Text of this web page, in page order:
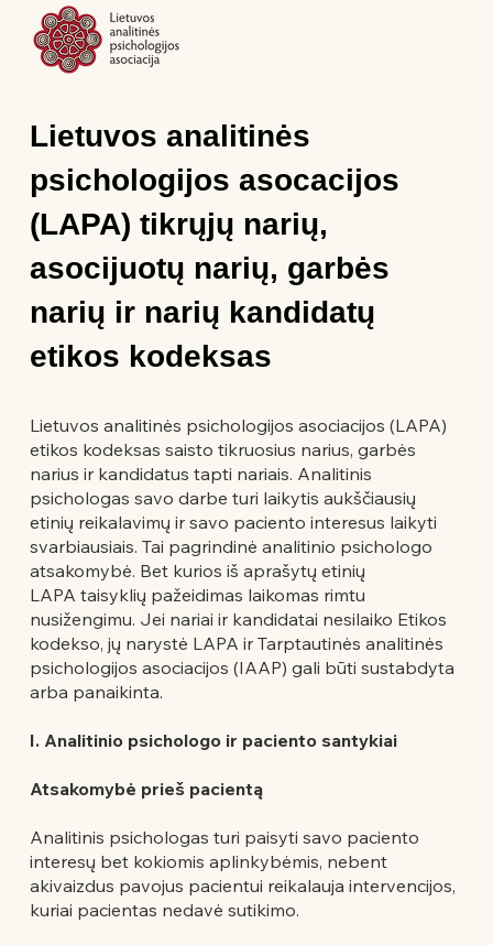
Lietuvos analitinės
psichologijos asocacijos
(LAPA) tikrųjų narių,
asocijuotų narių, garbės
narių ir narių kandidatų
etikos kodeksas
Lietuvos analitinės psichologijos asociacijos (LAPA)
etikos kodeksas saisto tikruosius narius, garbės
narius ir kandidatus tapti nariais. Analitinis
psichologas savo darbe turi laikytis aukščiausių
etinių reikalavimų ir savo paciento interesus laikyti
svarbiausiais. Tai pagrindinė analitinio psichologo
atsakomybė. Bet kurios iš aprašytų etinių
LAPA taisyklių pažeidimas laikomas rimtu
nusižengimu. Jei nariai ir kandidatai nesilaiko Etikos
kodekso, jų narystė LAPA ir Tarptautinės analitinės
psichologijos asociacijos (IAAP) gali būti sustabdyta
arba panaikinta.
I. Analitinio psichologo ir paciento santykiai
Atsakomybė prieš pacientą
Analitinis psichologas turi paisyti savo paciento
interesų bet kokiomis aplinkybėmis, nebent
akivaizdus pavojus pacientui reikalauja intervencijos,
kuriai pacientas nedavė sutikimo.